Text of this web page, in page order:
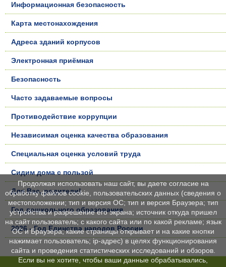
Информационная безопасность
Карта местонахождения
Адреса зданий корпусов
Электронная приёмная
Безопасность
Часто задаваемые вопросы
Противодействие коррупции
Независимая оценка качества образования
Специальная оценка условий труда
Сидим дома с пользой
Для Вас, родители!
Год дошкольного образования
2026 - Год Единства народов России
Продолжая использовать наш сайт, вы даете согласие на
обработку файлов cookie, пользовательских данных (сведения о
местоположении; тип и версия ОС; тип и версия Браузера; тип
устройства и разрешение его экрана; источник откуда пришел
на сайт пользователь; с какого сайта или по какой рекламе; язык
ОС и Браузера; какие страницы открывает и на какие кнопки
нажимает пользователь; ip-адрес) в целях функционирования
сайта и проведения статистических исследований и обзоров.
Если вы не хотите, чтобы ваши данные обрабатывались,